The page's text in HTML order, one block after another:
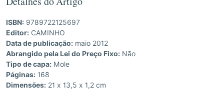
Detalhes do Artigo
ISBN: 9789722125697
Editor: CAMINHO
Data de publicação: maio 2012
Abrangido pela Lei do Preço Fixo: Não
Tipo de capa: Mole
Páginas: 168
Dimensões: 21 x 13,5 x 1,2 cm